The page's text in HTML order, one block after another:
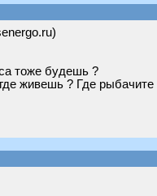
тоже будешь ?
живешь ? Где рыбачите